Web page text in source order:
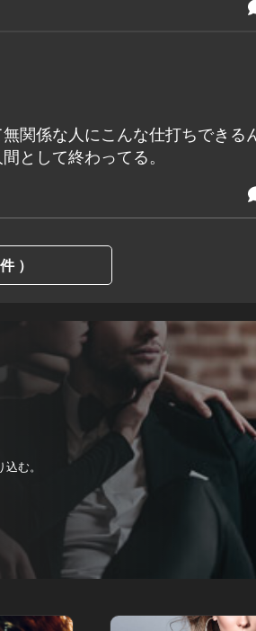
関係な人にこんな仕打ちできる
として終わってる。
）
む。